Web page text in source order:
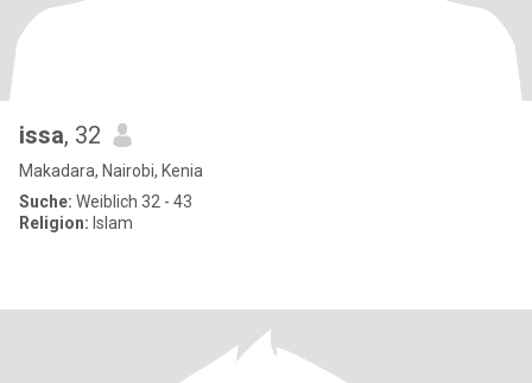
issa, 32
Makadara, Nairobi, Kenia
Suche: Weiblich 32 - 43
Religion: Islam